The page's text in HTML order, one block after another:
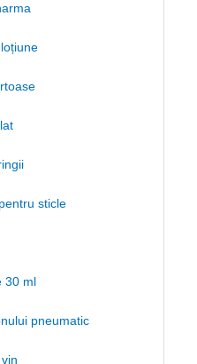
sticle
30 ml
pneumatic